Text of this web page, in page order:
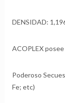
DENSIDAD:
ACOPLEX
Poderoso
Fe; etc)